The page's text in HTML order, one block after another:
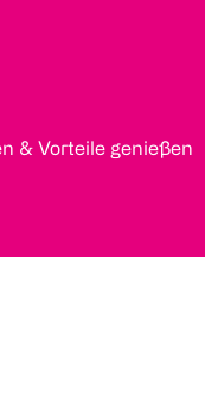
& Vorteile genießen